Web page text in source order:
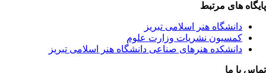
مرتبط
هنر اسلامی تبریز
نشریات وزارت علوم
هنرهای صناعی دانشگاه هنر اسلامی تبریز